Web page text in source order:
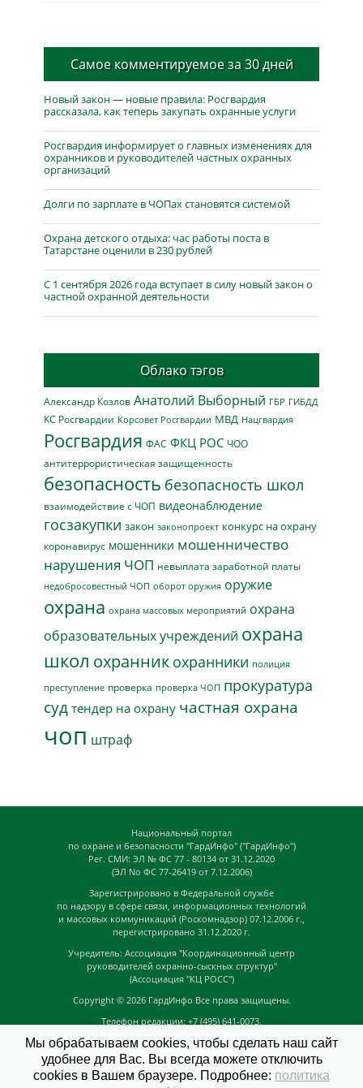
Самое комментируемое за 30 дней
Новый закон — новые правила: Росгвардия
рассказала, как теперь закупать охранные услуги
Росгвардия информирует о главных изменениях для
охранников и руководителей частных охранных
организаций
Долги по зарплате в ЧОПах становятся системой
Охрана детского отдыха: час работы поста в
Татарстане оценили в 230 рублей
С 1 сентября 2026 года вступает в силу новый закон о
частной охранной деятельности
Облако тэгов
Александр Козлов Анатолий Выборный ГБР ГИБДД
КС Росгвардии Корсовет Росгвардии МВД Нацгвардия
Росгвардия ФАС ФКЦ РОС ЧОО
антитеррористическая защищенность
безопасность безопасность школ
взаимодействие с ЧОП видеонаблюдение
госзакупки закон законопроект конкурс на охрану
коронавирус мошенники мошенничество
нарушения ЧОП невыплата заработной платы
недобросовестный ЧОП оборот оружия оружие
охрана охрана массовых мероприятий охрана
образовательных учреждений охрана
школ охранник охранники полиция
преступление проверка проверка ЧОП прокуратура
суд тендер на охрану частная охрана
чоп штраф
Национальный портал
по охране и безопасности "ГардИнфо" ("ГардИнфо")
Рег. СМИ: ЭЛ № ФС 77 - 80134 от 31.12.2020
(ЭЛ No ФС 77-26419 от 7.12.2006)
Зарегистрировано в Федеральной службе
по надзору в сфере связи, информационных технологий
и массовых коммуникаций (Роскомнадзор) 07.12.2006 г.,
перегистрировано 31.12.2020 г.
Учредитель: Ассоциация "Координационный центр
руководителей охранно-сыскных структур"
(Ассоциация "КЦ РОСС")
Copyright © 2026 ГардИнфо Все права защищены.
Телефон редакции: +7 (495) 641-0073,
news@guardinfo.online
Главный редактор: Кузьмин Д.А.
Мы обрабатываем cookies, чтобы сделать наш сайт
удобнее для Вас. Вы всегда можете отключить
cookies в Вашем браузере. Подробнее: политика